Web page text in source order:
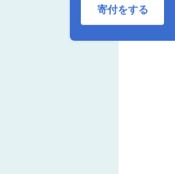
白神こだま酵母使
用《もちもち しっ
寄付をする